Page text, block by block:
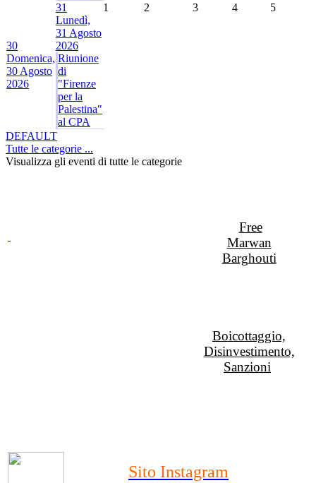
30
Domenica,
30 Agosto
2026
31
Lunedì,
31 Agosto
2026
Riunione
di
"Firenze
per la
Palestina"
al CPA
1 2 3 4 5
DEFAULT
Tutte le categorie ...
Visualizza gli eventi di tutte le categorie
Free
Marwan
Barghouti
Boicottaggio,
Disinvestimento,
Sanzioni
Sito Instagram